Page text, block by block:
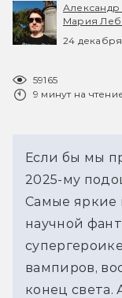
Александр
Мария
24 декабря
59165
9 минут на
Если бы мы
2025-му
Самые яркие
научной
вампиров,
конец света.